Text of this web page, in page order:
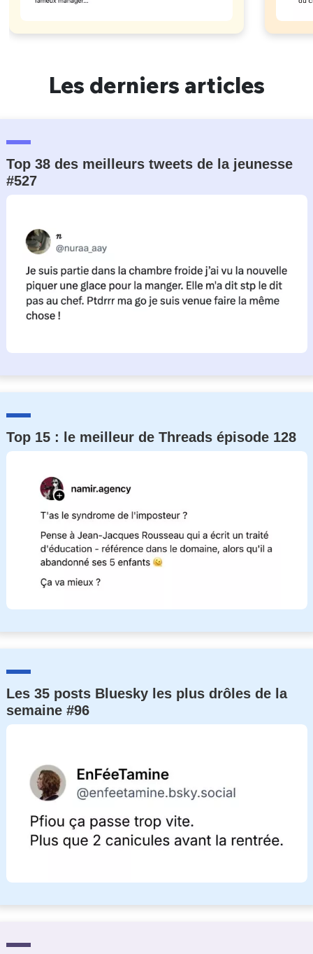
Les derniers articles
Top 38 des meilleurs tweets de la jeunesse
#527
Top 15 : le meilleur de Threads épisode 128
Les 35 posts Bluesky les plus drôles de la
semaine #96